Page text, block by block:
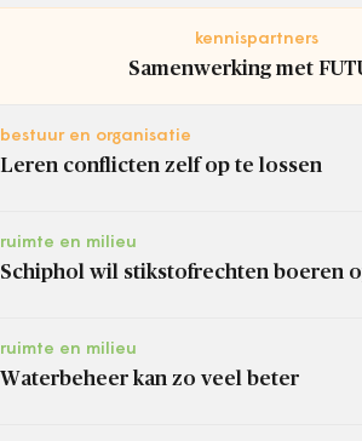
kennispartners
Samenwerking met
bestuur en organisatie
Leren conflicten zelf op te lossen
ruimte en milieu
Schiphol wil stikstofrechten boeren
ruimte en milieu
Waterbeheer kan zo veel beter